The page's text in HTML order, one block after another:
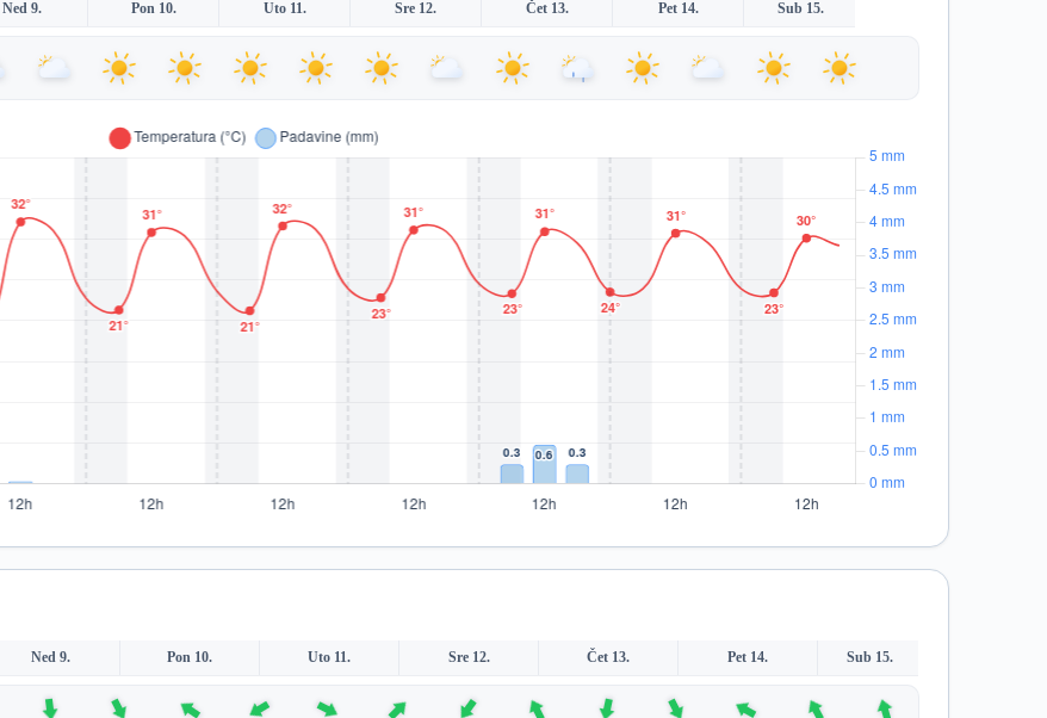
Ned 9. Pon 10. Uto 11. Sre 12. Čet 13. Pet 14. Sub 15.
Ned 9. Pon 10. Uto 11. Sre 12. Čet 13. Pet 14. Sub 15.